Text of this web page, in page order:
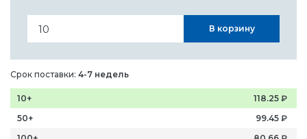
В корзину
Срок поставки: 4-7 недель
10+ 118.25 ₽
50+
99.45 ₽